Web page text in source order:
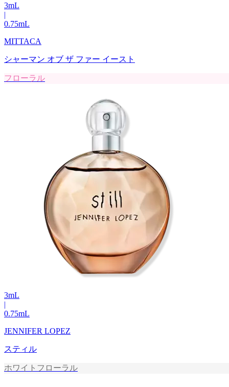
3mL
|
0.75mL
MITTACA
シャーマン オブ ザ ファー イースト
フローラル
3mL
|
0.75mL
JENNIFER LOPEZ
スティル
ホワイトフローラル